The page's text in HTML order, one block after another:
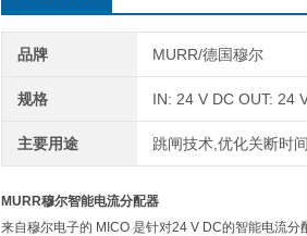
品牌 MURR/德国穆尔
规格 IN: 24 V DC OUT: 24
主要用途 跳闸技术,优化关断时间
MURR穆尔智能电流分配器
来自穆尔电子的 MICO 是针对24 V DC的智能电流